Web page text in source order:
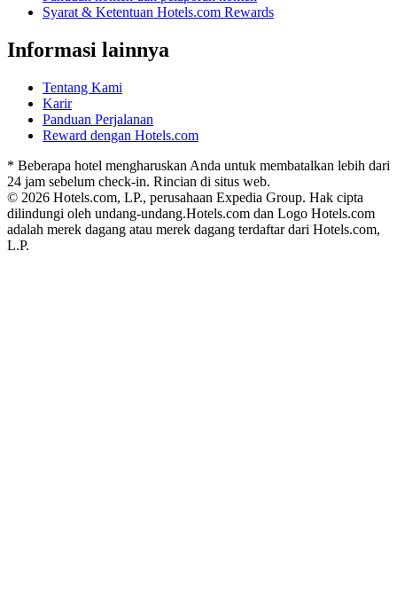
Syarat & Ketentuan Hotels.com Rewards
Informasi lainnya
Tentang Kami
Karir
Panduan Perjalanan
Reward dengan Hotels.com
* Beberapa hotel mengharuskan Anda untuk membatalkan lebih dari
24 jam sebelum check-in. Rincian di situs web.
© 2026 Hotels.com, LP., perusahaan Expedia Group. Hak cipta
dilindungi oleh undang-undang.Hotels.com dan Logo Hotels.com
adalah merek dagang atau merek dagang terdaftar dari Hotels.com,
L.P.